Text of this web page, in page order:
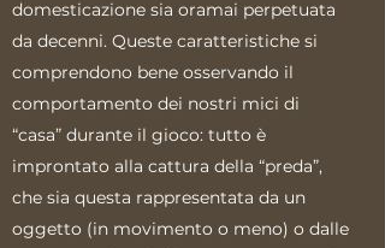
domesticazione sia oramai perpetuata
da decenni. Queste caratteristiche si
comprendono bene osservando il
comportamento dei nostri mici di
“casa” durante il gioco: tutto è
improntato alla cattura della “preda”,
che sia questa rappresentata da un
oggetto (in movimento o meno) o dalle